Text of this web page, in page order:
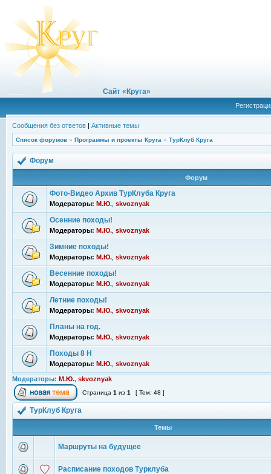
Сайт «Круга»
Сообщения без ответов | Активные темы
Список форумов » Программы и проекты Круга » ТурКлуб Круга
Форум
Форум
Фото-Видео Архив ТурКлуба Круга
Модераторы: М.Ю. skvoznyak
Осенние походы!
Модераторы: М.Ю. skvoznyak
Зимние походы!
Модераторы: М.Ю. skvoznyak
Весенние походы!
Модераторы: М.Ю. skvoznyak
Летние походы!
Модераторы: М.Ю. skvoznyak
Планы на год.
Модераторы: М.Ю. skvoznyak
Походы 8 Н
Модераторы: М.Ю. skvoznyak
Модераторы: М.Ю., skvoznyak
Страница 1 из 1 [ Тем: 48 ]
ТурКлуб Круга
Темы
Маршруты на будущее
Расписание походов Турклуба